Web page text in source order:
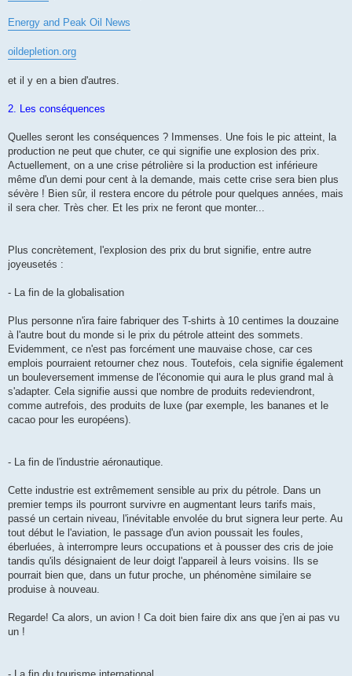
Energy and Peak Oil News
oildepletion.org
et il y en a bien d'autres.
2. Les conséquences
Quelles seront les conséquences ? Immenses. Une fois le pic atteint, la
production ne peut que chuter, ce qui signifie une explosion des prix.
Actuellement, on a une crise pétrolière si la production est inférieure
même d'un demi pour cent à la demande, mais cette crise sera bien plus
sévère ! Bien sûr, il restera encore du pétrole pour quelques années, mais
il sera cher. Très cher. Et les prix ne feront que monter...
Plus concrètement, l'explosion des prix du brut signifie, entre autre
joyeusetés :
- La fin de la globalisation
Plus personne n'ira faire fabriquer des T-shirts à 10 centimes la douzaine
à l'autre bout du monde si le prix du pétrole atteint des sommets.
Evidemment, ce n'est pas forcément une mauvaise chose, car ces
emplois pourraient retourner chez nous. Toutefois, cela signifie également
un bouleversement immense de l'économie qui aura le plus grand mal à
s'adapter. Cela signifie aussi que nombre de produits redeviendront,
comme autrefois, des produits de luxe (par exemple, les bananes et le
cacao pour les européens).
- La fin de l'industrie aéronautique.
Cette industrie est extrêmement sensible au prix du pétrole. Dans un
premier temps ils pourront survivre en augmentant leurs tarifs mais,
passé un certain niveau, l'inévitable envolée du brut signera leur perte. Au
tout début le l'aviation, le passage d'un avion poussait les foules,
éberluées, à interrompre leurs occupations et à pousser des cris de joie
tandis qu'ils désignaient de leur doigt l'appareil à leurs voisins. Ils se
pourrait bien que, dans un futur proche, un phénomène similaire se
produise à nouveau.
Regarde! Ca alors, un avion ! Ca doit bien faire dix ans que j'en ai pas vu
un !